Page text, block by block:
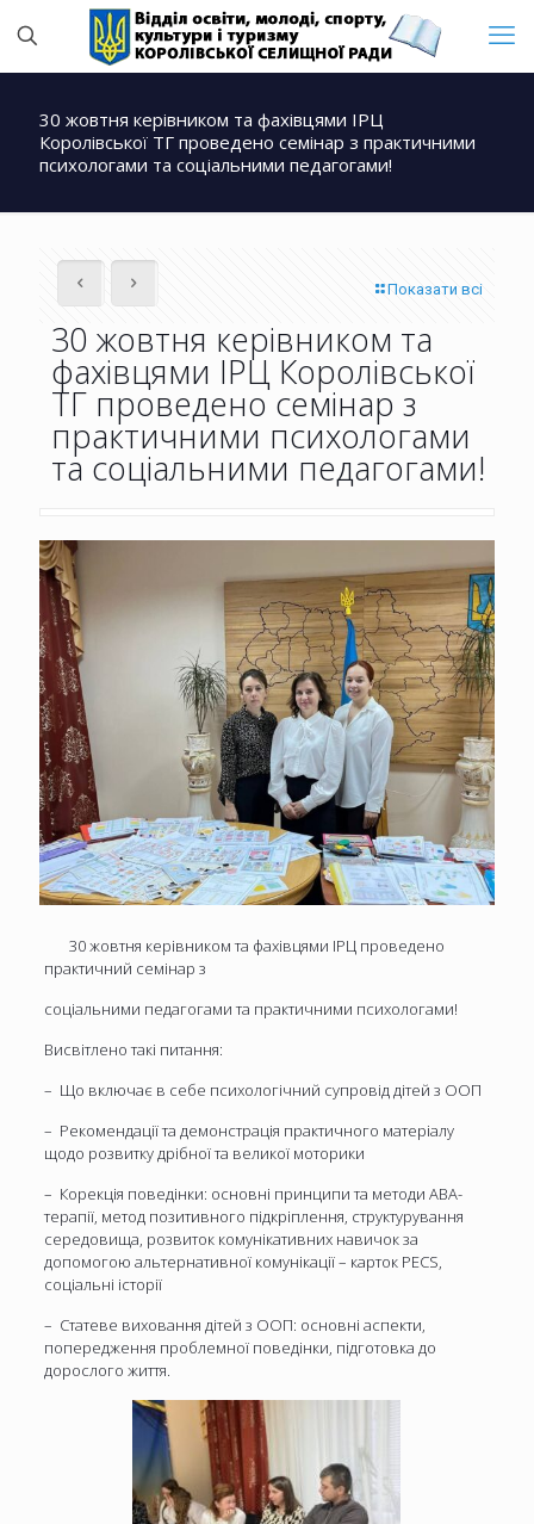
30 жовтня керівником та фахівцями ІРЦ
Королівської ТГ проведено семінар з практичними
психологами та соціальними педагогами!
Показати всі
30 жовтня керівником та
фахівцями ІРЦ Королівської
ТГ проведено семінар з
практичними психологами
та соціальними педагогами!
30 жовтня керівником та фахівцями ІРЦ проведено
практичний семінар з
соціальними педагогами та практичними психологами!
Висвітлено такі питання:
– Що включає в себе психологічний супровід дітей з ООП
– Рекомендації та демонстрація практичного матеріалу
щодо розвитку дрібної та великої моторики
– Корекція поведінки: основні принципи та методи АВА-
терапії, метод позитивного підкріплення, структурування
середовища, розвиток комунікативних навичок за
допомогою альтернативної комунікації – карток PECS,
соціальні історії
– Статеве виховання дітей з ООП: основні аспекти,
попередження проблемної поведінки, підготовка до
дорослого життя.